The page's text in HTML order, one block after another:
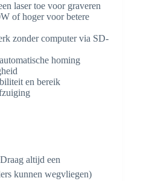
laser toe voor graveren
of hoger voor betere
zonder computer via SD-
homing
en bereik
altijd een
kunnen wegvliegen)